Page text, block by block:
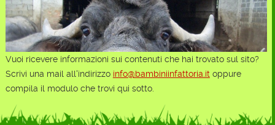
Vuoi ricevere informazioni sui contenuti che hai trovato sul sito?
Scrivi una mail all'indirizzo info@bambiniinfattoria.itoppure
compila il modulo che trovi qui sotto.